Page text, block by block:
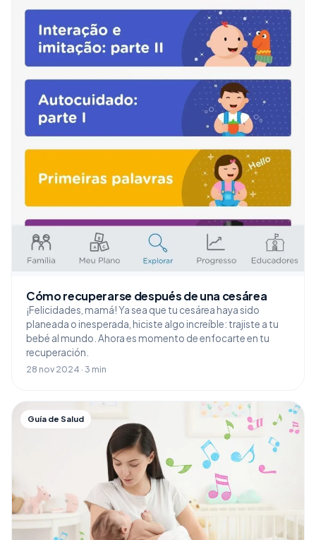
Cómo recuperarse después de una cesárea
¡Felicidades, mamá! Ya sea que tu cesárea haya sido
planeada o inesperada, hiciste algo increíble: trajiste a tu
bebé al mundo. Ahora es momento de enfocarte en tu
recuperación.
28 nov 2024 · 3 min
Guía de Salud